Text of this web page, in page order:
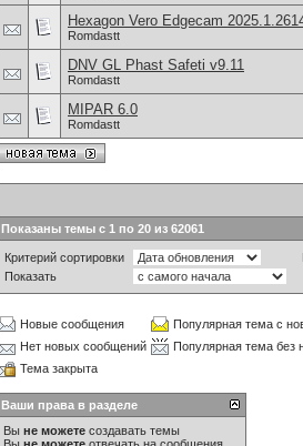
Hexagon Vero Edgecam
Romdastt
DNV GL Phast Safeti v9.11
Romdastt
MIPAR 6.0
Romdastt
Показаны темы с 1 по 20 из 62061
Критерий сортировки
Показать
Новые сообщения
Популярная тема с
Нет новых сообщений
Популярная тема без
Тема закрыта
Ваши права в разделе
Вы не можете создавать темы